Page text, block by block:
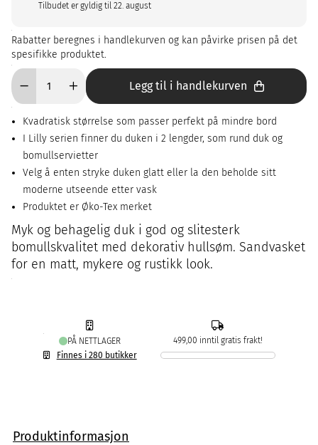
Tilbudet er gyldig til 22. august
Rabatter beregnes i handlekurven og kan påvirke prisen på det
spesifikke produktet.
Legg til i handlekurven
Kvadratisk størrelse som passer perfekt på mindre bord
I Lilly serien finner du duken i 2 lengder, som rund duk og
bomullservietter
Velg å enten stryke duken glatt eller la den beholde sitt
moderne utseende etter vask
Produktet er Øko-Tex merket
Myk og behagelig duk i god og slitesterk
bomullskvalitet med dekorativ hullsøm. Sandvasket
for en matt, mykere og rustikk look.
PÅ NETTLAGER
Finnes i 280 butikker
499,00 inntil gratis frakt!
Produktinformasjon